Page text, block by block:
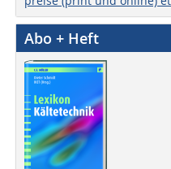
Abo + Heft